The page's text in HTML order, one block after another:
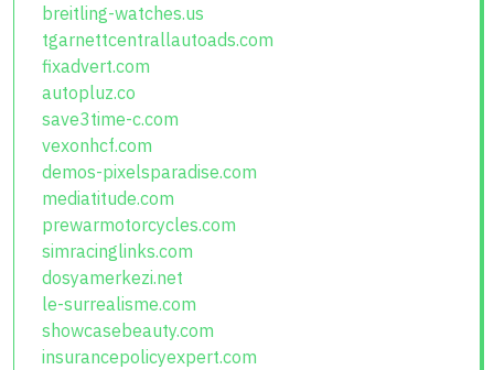
breitling-watches.us
tgarnettcentrallautoads.com
fixadvert.com
autopluz.co
save3time-c.com
vexonhcf.com
demos-pixelsparadise.com
mediatitude.com
prewarmotorcycles.com
simracinglinks.com
dosyamerkezi.net
le-surrealisme.com
showcasebeauty.com
insurancepolicyexpert.com